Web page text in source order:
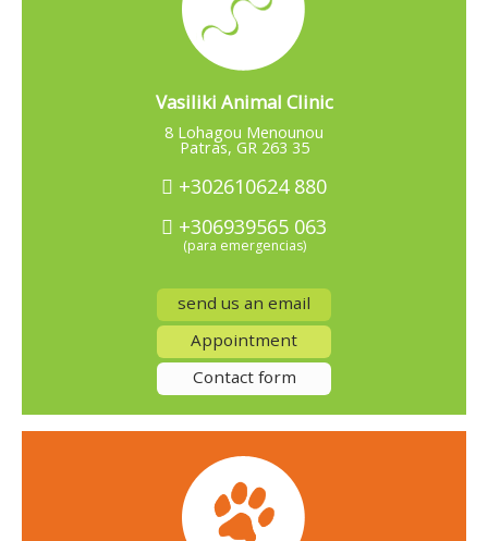
Vasiliki Animal Clinic
8 Lohagou Menounou
Patras, GR 263 35
+302610624 880
+306939565 063
(para emergencias)
send us an email
Appointment
Contact form